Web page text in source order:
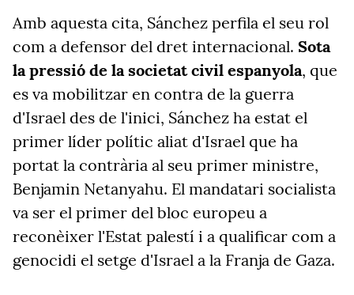
Amb aquesta cita, Sánchez perfila el seu rol
com a defensor del dret internacional. Sota
la pressió de la societat civil espanyola, que
es va mobilitzar en contra de la guerra
d'Israel des de l'inici, Sánchez ha estat el
primer líder polític aliat d'Israel que ha
portat la contrària al seu primer ministre,
Benjamin Netanyahu. El mandatari socialista
va ser el primer del bloc europeu a
reconèixer l'Estat palestí i a qualificar com a
genocidi el setge d'Israel a la Franja de Gaza.